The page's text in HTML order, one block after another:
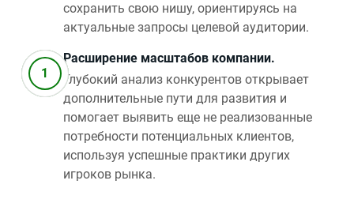
сохранить свою нишу, ориентируясь на
актуальные запросы целевой аудитории.
Расширение масштабов компании.
Глубокий анализ конкурентов открывает
дополнительные пути для развития и
помогает выявить еще не реализованные
потребности потенциальных клиентов,
используя успешные практики других
игроков рынка.